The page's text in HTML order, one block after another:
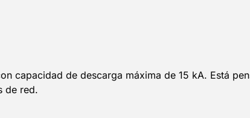
capacidad de descarga máxima de 15 kA. Está
de red.